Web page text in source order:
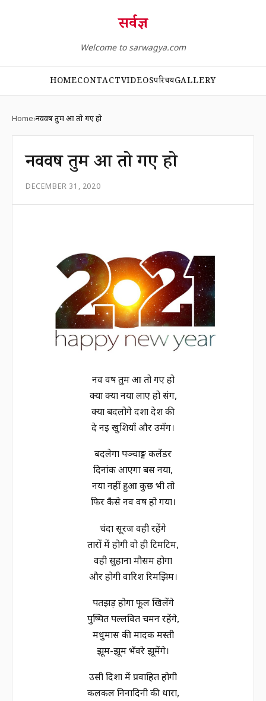
सर्वज्ञ
Welcome to sarwagya.com
HOMECONTACTVIDEOSपरिचयGALLERY
Home नववर्ष तुम आ तो गए हो
नववर्ष तुम आ तो गए हो
DECEMBER 31, 2020
नव वर्ष तुम आ तो गए हो
क्या क्या नया लाए हो संग,
क्या बदलोगे दशा देश की
दे नई खुशियाँ और उमँग।
बदलेगा पञ्चाङ्ग कलेंडर
दिनांक आएगा बस नया,
नया नहीं हुआ कुछ भी तो
फिर कैसे नव वर्ष हो गया।
चंदा सूरज वही रहेंगे
तारों में होगी वो ही टिमटिम,
वही सुहाना मौसम होगा
और होगी वारिश रिमझिम।
पतझड़ होगा फूल खिलेंगे
पुष्पित पल्लवित चमन रहेंगे,
मधुमास की मादक मस्ती
झूम-झूम भँवरे झूमेंगे।
उसी दिशा में प्रवाहित होगी
कलकल निनादिनी की धारा,